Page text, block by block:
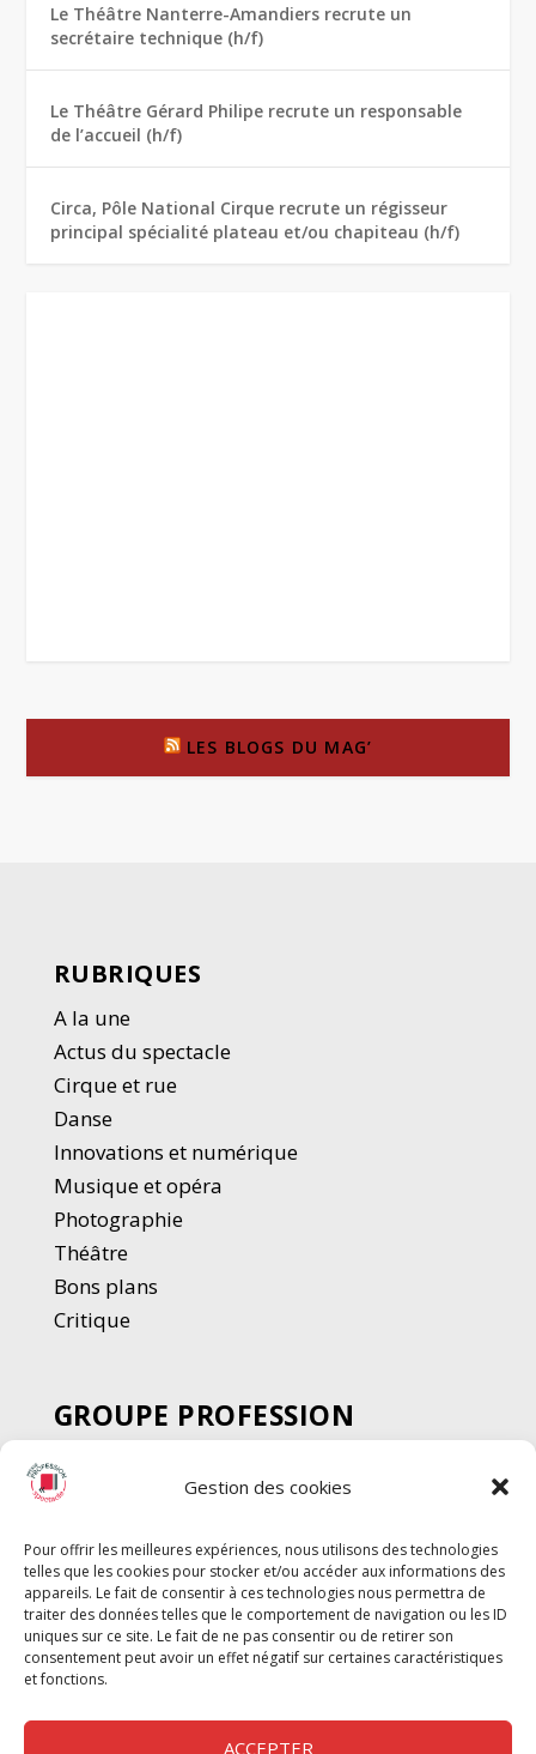
Gestion des cookies
Pour offrir les meilleures expériences, nous utilisons des technologies
telles que les cookies pour stocker et/ou accéder aux informations des
appareils. Le fait de consentir à ces technologies nous permettra de
traiter des données telles que le comportement de navigation ou les ID
uniques sur ce site. Le fait de ne pas consentir ou de retirer son
consentement peut avoir un effet négatif sur certaines caractéristiques
et fonctions.
ACCEPTER
Le Théâtre Nanterre-Amandiers recrute un
secrétaire technique (h/f)
Le Théâtre Gérard Philipe recrute un responsable
de l’accueil (h/f)
Circa, Pôle National Cirque recrute un régisseur
principal spécialité plateau et/ou chapiteau (h/f)
LES BLOGS DU MAG’
RUBRIQUES
A la une
Actus du spectacle
Cirque et rue
Danse
Innovations et numérique
Musique et opéra
Photographie
Théâtre
Bons plans
Critique
GROUPE PROFESSION
SPECTACLE
Chèque Intermittents
Chèque Compta
Chèque Emploi Spectacle
G-Pods
Profession Audio-visuel